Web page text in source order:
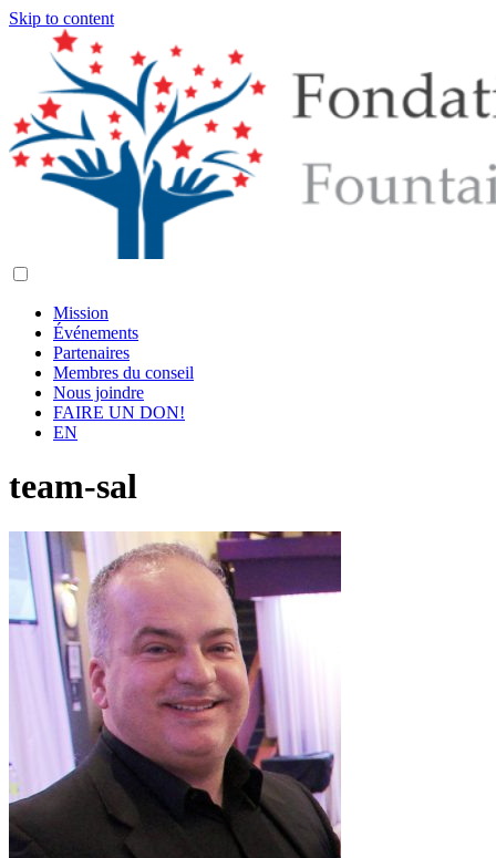
Skip to content
Mission
Événements
Partenaires
Membres du conseil
Nous joindre
FAIRE UN DON!
EN
team-sal